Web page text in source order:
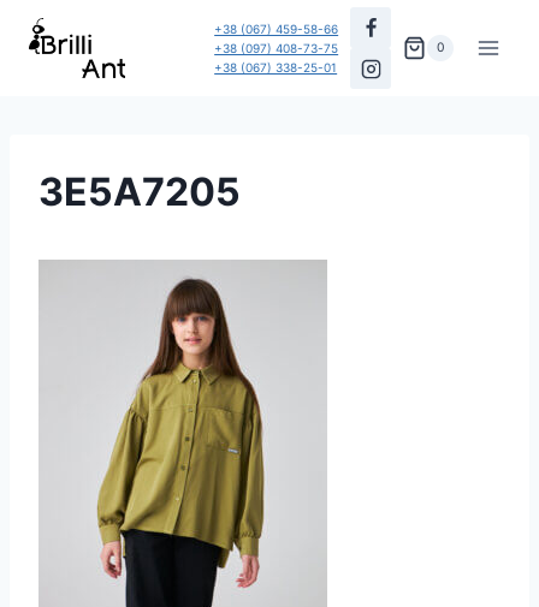
Перейти
+38 (067) 459-58-66
+38 (097) 408-73-75
+38 (067) 338-25-01
0
3E5A7205